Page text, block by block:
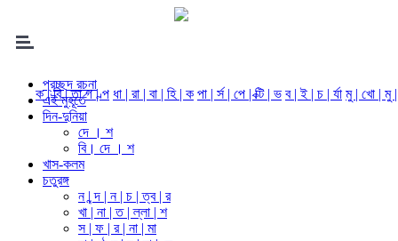
প্রচ্ছদ রচনা
এই মুহূর্তে
দিন-দুনিয়া
দে । শ
বি। দে । শ
খাস-কলম
চতুরঙ্গ
ন | ন্দ | ন | চ | ত্ব | র
খা | না | ত | ল্লা | শ
স | ফ | র | না | মা
ক | বি | তা গ | ল্প ধা | রা | বা | হি | ক পা | র্স | পে | ক্টি | ভ ব | ই | চ | র্যা মু | খো | মু